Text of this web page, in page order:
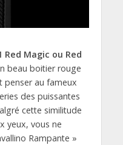
Red Magic ou Red
beau boitier rouge
penser au fameux
des puissantes
cette similitude
yeux, vous ne
Rampante »